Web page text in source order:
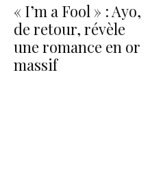
« I’m a Fool » : Ayo,
de retour, révèle
une romance en or
massif